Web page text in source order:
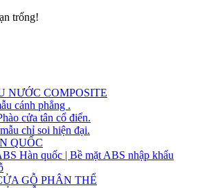
trống!
NƯỚC COMPOSITE
cánh phẳng .
cửa tân cổ điển.
chỉ soi hiện đại.
QUỐC
Hàn quốc | Bề mặt ABS nhập khẩu
GỖ PHÂN THỂ